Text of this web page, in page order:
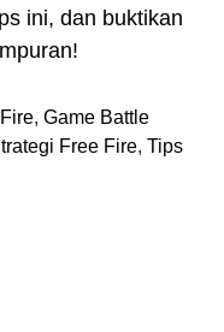
ini, dan buktikan
, Game Battle
Free Fire, Tips